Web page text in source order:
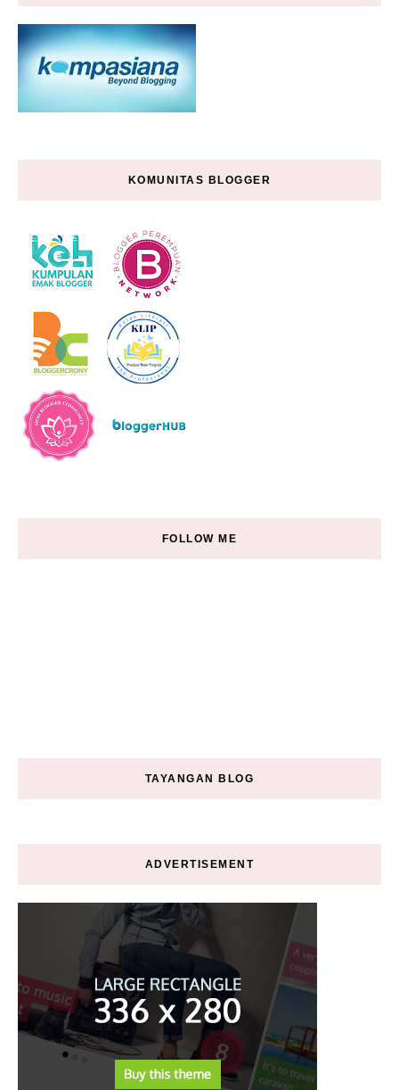
KOMUNITAS BLOGGER
FOLLOW ME
TAYANGAN BLOG
ADVERTISEMENT